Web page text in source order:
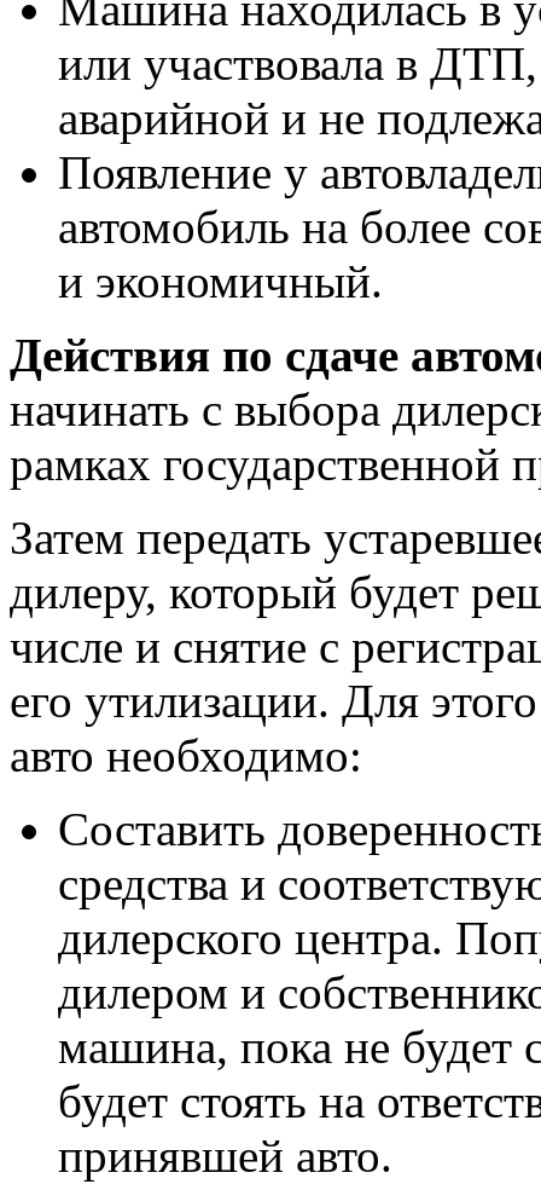
или участвовала в ДТП,
аварийной и не
Появление у
автомобиль на более
и экономичный.
Действия по сдаче
начинать с выбора
рамках государственной
Затем передать
дилеру, который будет
числе и снятие с
его утилизации. Для
авто необходимо:
Составить
средства и
дилерского центра.
дилером и
машина, пока не будет
будет стоять на
принявшей авто.